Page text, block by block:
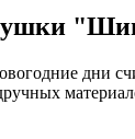
дни